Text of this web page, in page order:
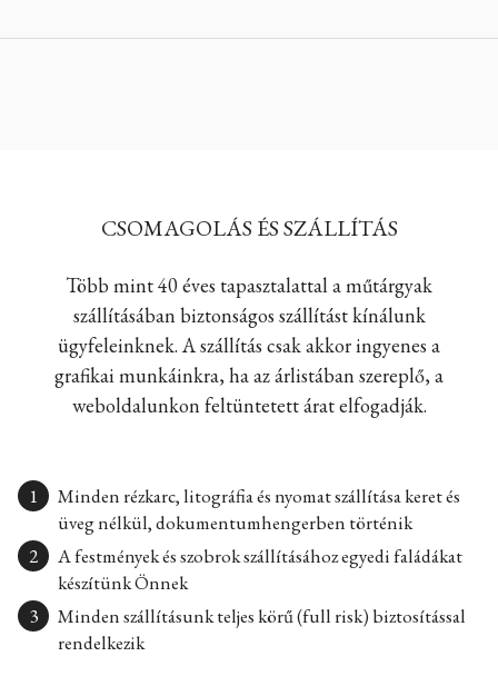
CSOMAGOLÁS ÉS SZÁLLÍTÁS
Több mint 40 éves tapasztalattal a műtárgyak
szállításában biztonságos szállítást kínálunk
ügyfeleinknek. A szállítás csak akkor ingyenes a
grafikai munkáinkra, ha az árlistában szereplő, a
weboldalunkon feltüntetett árat elfogadják.
Minden rézkarc, litográfia és nyomat szállítása keret és
üveg nélkül, dokumentumhengerben történik
A festmények és szobrok szállításához egyedi faládákat
készítünk Önnek
Minden szállításunk teljes körű (full risk) biztosítással
rendelkezik